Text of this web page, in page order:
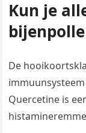
Kun je
De
Quercetine is